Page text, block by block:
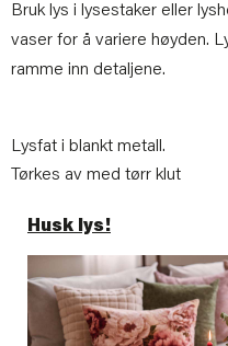
Bruk lys i lysestaker eller
vaser for å variere høyden.
ramme inn detaljene.
Lysfat i blankt metall.
Tørkes av med tørr klut
Husk lys!